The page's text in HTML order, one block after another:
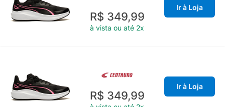
R$ 349,99
à vista ou até 2x
Ir à Loja
R$ 349,99
Ir à Loja